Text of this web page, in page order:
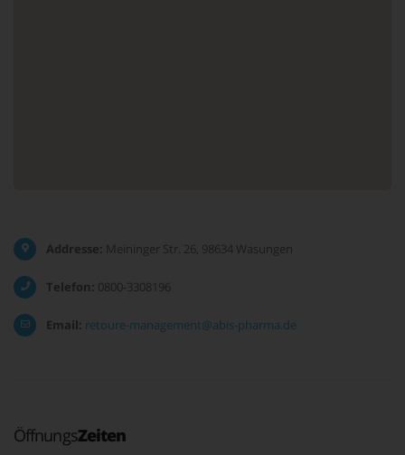
Addresse: Meininger Str. 26, 98634 Wasungen
Telefon: 0800-3308196
Email: retoure-management@abis-pharma.de
ÖffnungsZeiten